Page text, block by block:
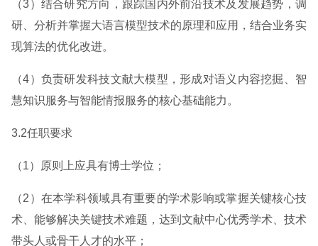
（3）结合研究方向，跟踪国内外前沿技术及发展趋势，调
研、分析并掌握大语言模型技术的原理和应用，结合业务实
现算法的优化改进。
（4）负责研发科技文献大模型，形成对语义内容挖掘、智
慧知识服务与智能情报服务的核心基础能力。
3.2任职要求
（1）原则上应具有博士学位；
（2）在本学科领域具有重要的学术影响或掌握关键核心技
术、能够解决关键技术难题，达到文献中心优秀学术、技术
带头人或骨干人才的水平；